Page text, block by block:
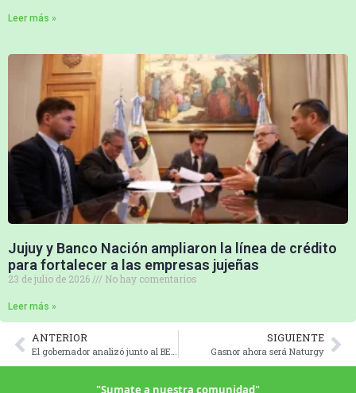
Leer más »
Jujuy y Banco Nación ampliaron la línea de crédito
para fortalecer a las empresas jujeñas
23 de julio de 2026 No hay comentarios
Leer más »
ANTERIOR
El gobernador analizó junto al BEI y la Unión Europea, los avances del Programa GIRSU
SIGUIENTE
Gasnor ahora será Naturgy